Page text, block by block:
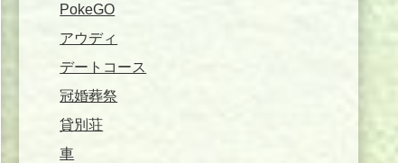
PokeGO
アウディ
デートコース
冠婚葬祭
貸別荘
車